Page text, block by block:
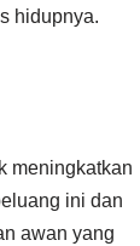
hidupnya.
meningkatkan
ini dan
awan yang